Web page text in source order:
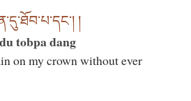
།
tobpa dang
on my crown without ever